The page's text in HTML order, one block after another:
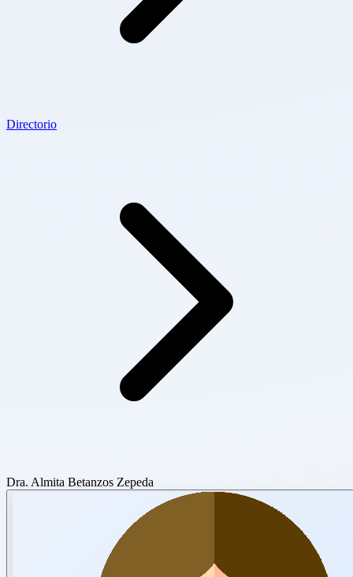
Directorio
Dra. Almita Betanzos Zepeda